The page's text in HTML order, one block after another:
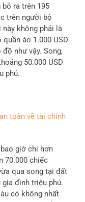
ra trên 195
trên người bộ
này không phải là
áo 1.000 USD
như vậy. Song,
50.000 USD
phú.
giờ chi hơn
70.000 chiếc
qua song tại đất
đình triệu phú.
có không nhất